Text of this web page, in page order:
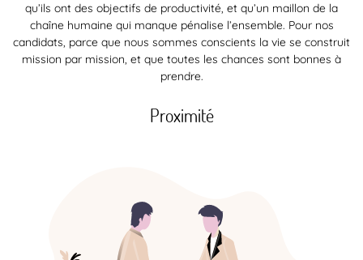
qu’ils ont des objectifs de productivité, et qu’un maillon de la
chaîne humaine qui manque pénalise l’ensemble. Pour nos
candidats, parce que nous sommes conscients la vie se construit
mission par mission, et que toutes les chances sont bonnes à
prendre.
Proximité